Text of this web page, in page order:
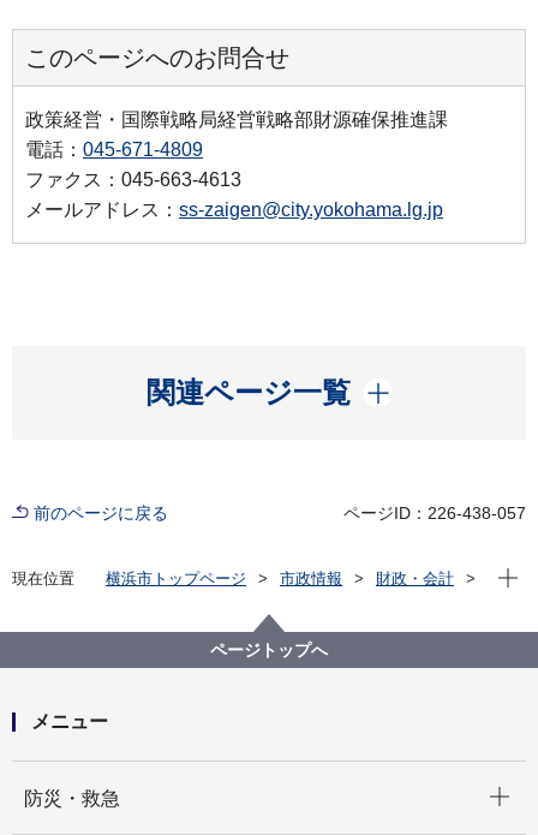
このページへのお問合せ
政策経営・国際戦略局経営戦略部財源確保推進課
電話： 045-671-4809
ファクス：045-663-4613
メールアドレス： ss-zaigen@city.yokohama.lg.jp
関連ページ一覧
開く
前のページに戻る ページID：226-438-057
現在位置 横浜市トップページ 市政情報
財政・会計
横浜市への寄附「ふるさと納税」
横浜市ふるさと納税 返礼品募集について
現在
ページトップへ
メニュー
防災・救急